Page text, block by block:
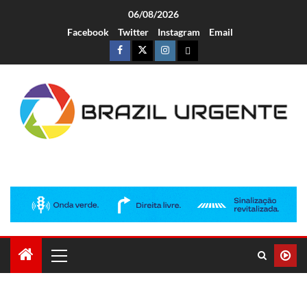
06/08/2026
Facebook
Twitter Instagram Email